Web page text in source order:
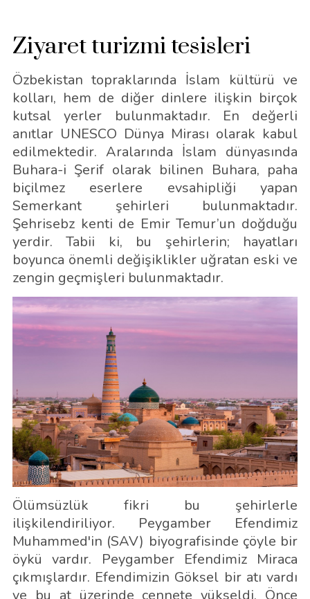
Ziyaret turizmi tesisleri
Özbekistan topraklarında İslam kültürü ve
kolları, hem de diğer dinlere ilişkin birçok
kutsal yerler bulunmaktadır. En değerli
anıtlar UNESCO Dünya Mirası olarak kabul
edilmektedir. Aralarında İslam dünyasında
Buhara-i Şerif olarak bilinen Buhara, paha
biçilmez eserlere evsahipliği yapan
Semerkant şehirleri bulunmaktadır.
Şehrisebz kenti de Emir Temur’un doğduğu
yerdir. Tabii ki, bu şehirlerin; hayatları
boyunca önemli değişiklikler uğratan eski ve
zengin geçmişleri bulunmaktadır.
Ölümsüzlük fikri bu şehirlerle
ilişkilendiriliyor. Peygamber Efendimiz
Muhammed'in (SAV) biyografisinde çöyle bir
öykü vardır. Peygamber Efendimiz Miraca
çıkmışlardır. Efendimizin Göksel bir atı vardı
ve bu at üzerinde cennete yükseldi. Önce